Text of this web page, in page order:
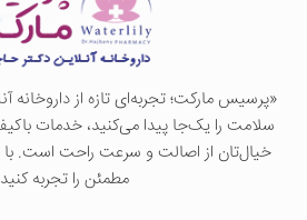
«پرسيس ماركت؛ تجربه‌ای تازه از داروخانه
سلامت را یک‌جا پیدا می‌کنید، خدمات
خیال‌تان از اصالت و سرعت راحت است. با
مطمئن را تجربه